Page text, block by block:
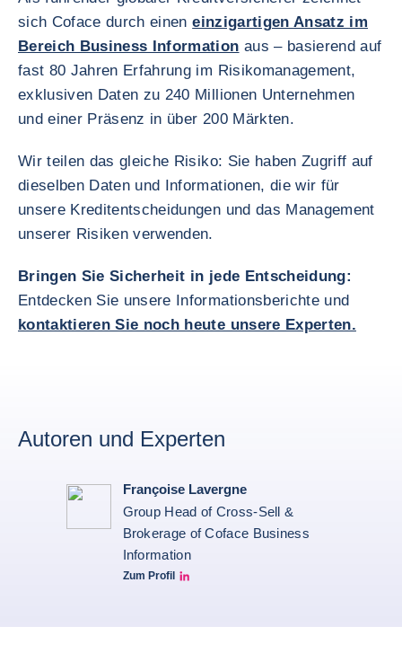
sich Coface durch eineneinzigartigen Ansatz im
Bereich Business Information aus – basierend auf
fast 80 Jahren Erfahrung im Risikomanagement,
exklusiven Daten zu 240 Millionen Unternehmen
und einer Präsenz in über 200 Märkten.
Wir teilen das gleiche Risiko: Sie haben Zugriff auf
dieselben Daten und Informationen, die wir für
unsere Kreditentscheidungen und das Management
unserer Risiken verwenden.
Bringen Sie Sicherheit in jede Entscheidung:
Entdecken Sie unsere Informationsberichte und
kontaktieren Sie noch heute unsere Experten.
Autoren und Experten
Françoise Lavergne
Group Head of Cross-Sell &
Brokerage of Coface Business
Information
Zum Profil
Françoise Lavergne Linkedin